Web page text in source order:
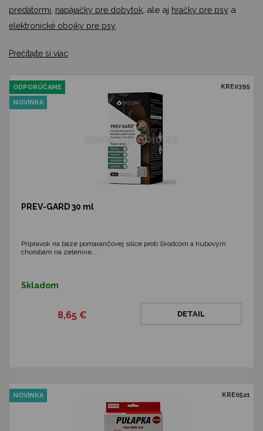
predátormi, napájačky pre dobytok, ale aj hračky pre psy a
elektronické obojky pre psy.
Prečítajte si viac
KRE0395
ODPORÚČAME
NOVINKA
PREV-GARD 30 ml
Prípravok na báze pomarančovej silice proti škodcom a hubovým
chorobám na zelenine,…
Skladom
8,65 € DETAIL
KRE0521
NOVINKA